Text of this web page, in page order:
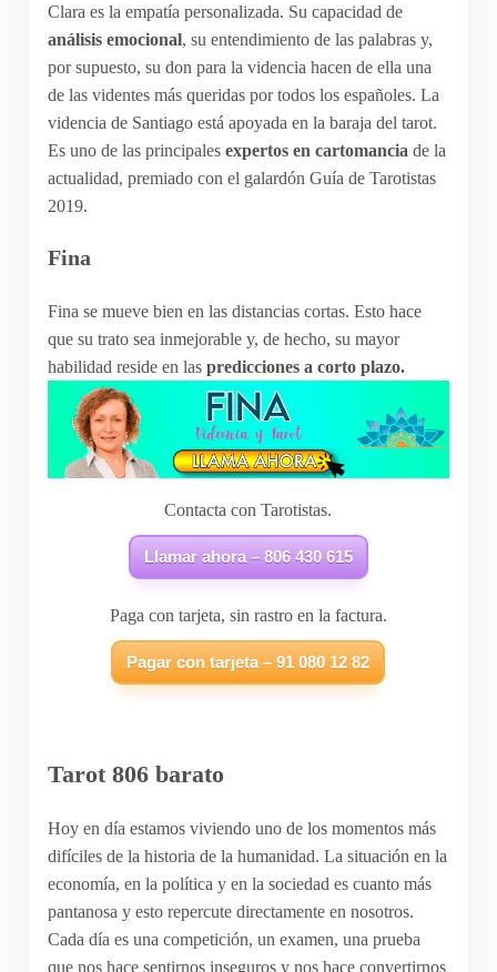
Clara es la empatía personalizada. Su capacidad de
análisis emocional, su entendimiento de las palabras y,
por supuesto, su don para la videncia hacen de ella una
de las videntes más queridas por todos los españoles. La
videncia de Santiago está apoyada en la baraja del tarot.
Es uno de las principales expertos en cartomancia de la
actualidad, premiado con el galardón Guía de Tarotistas
2019.
Fina
Fina se mueve bien en las distancias cortas. Esto hace
que su trato sea inmejorable y, de hecho, su mayor
habilidad reside en laspredicciones a corto plazo.
Contacta con Tarotistas.
Llamar ahora – 806 430 615
Paga con tarjeta, sin rastro en la factura.
Pagar con tarjeta – 91 080 12 82
Tarot 806 barato
Hoy en día estamos viviendo uno de los momentos más
difíciles de la historia de la humanidad. La situación en la
economía, en la política y en la sociedad es cuanto más
pantanosa y esto repercute directamente en nosotros.
Cada día es una competición, un examen, una prueba
que nos hace sentirnos inseguros y nos hace convertirnos